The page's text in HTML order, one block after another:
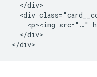
  </div>
<div
<p><img src="…"
  </div>